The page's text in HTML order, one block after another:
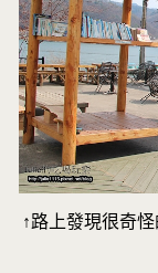
↑路上發現很奇